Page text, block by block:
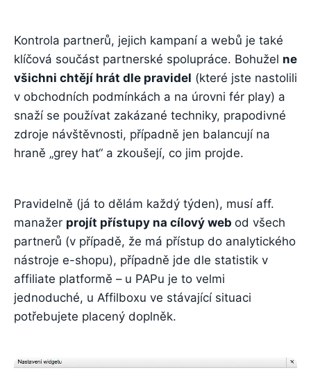
Kontrola partnerů, jejich kampaní a webů je také
klíčová součást partnerské spolupráce. Bohužel ne
všichni chtějí hrát dle pravidel (které jste nastolili
v obchodních podmínkách a na úrovni fér play) a
snaží se používat zakázané techniky, prapodivné
zdroje návštěvnosti, případně jen balancují na
hraně „grey hat“ a zkoušejí, co jim projde.
Pravidelně (já to dělám každý týden), musí aff.
manažer projít přístupy na cílový web od všech
partnerů (v případě, že má přístup do analytického
nástroje e-shopu), případně jde dle statistik v
affiliate platformě – u PAPu je to velmi
jednoduché, u Affilboxu ve stávající situaci
potřebujete placený doplněk.